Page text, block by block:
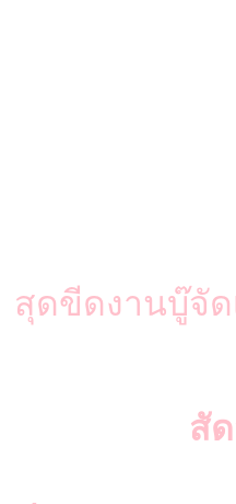
สุดขีดงานบู๊จั
สั